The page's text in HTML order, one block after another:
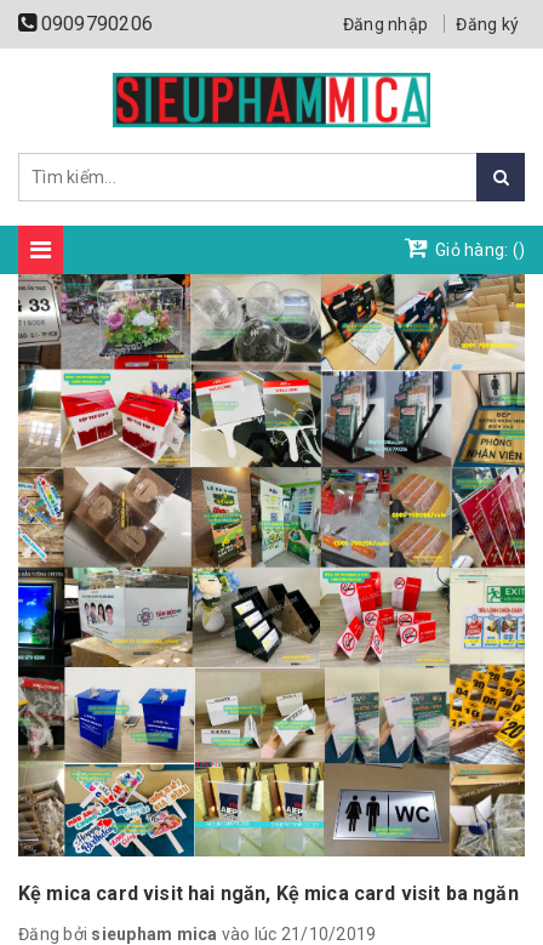
0909790206 Đăng nhập Đăng ký
Giỏ hàng: ()
Kệ mica card visit hai ngăn, Kệ mica card visit ba ngăn
Đăng bởi sieupham mica vào lúc 21/10/2019